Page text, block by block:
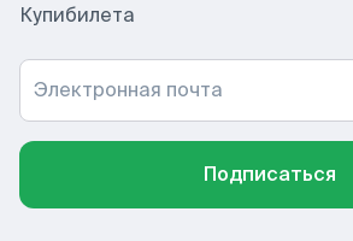
Купибилета
Электронная почта
Подписаться